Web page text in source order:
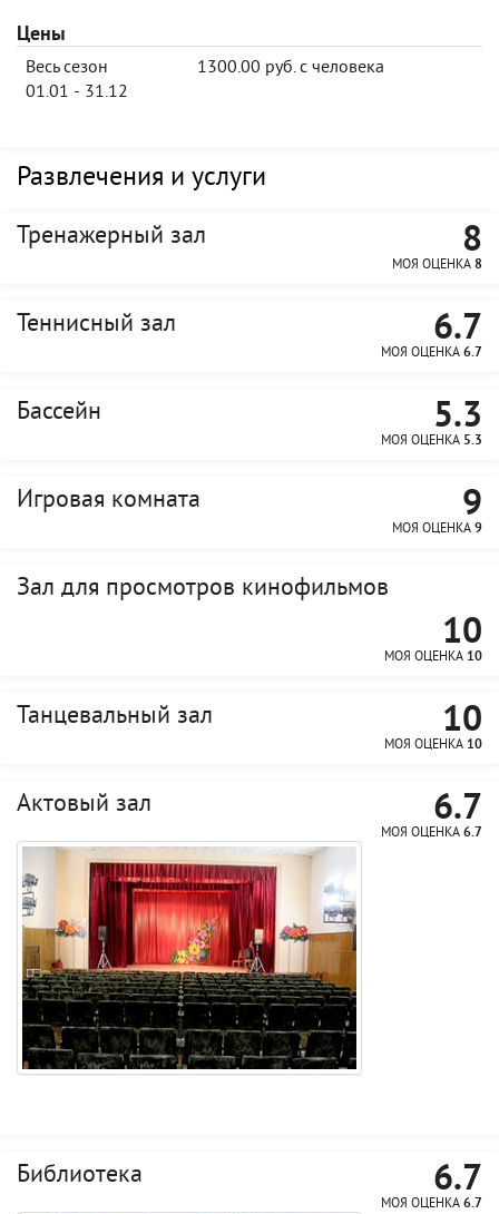
Цены
Весь сезон
01.01 - 31.12
1300.00 руб. с человека
Развлечения и услуги
Тренажерный зал 8
МОЯ ОЦЕНКА 8
Теннисный зал 6.7
МОЯ ОЦЕНКА 6.7
Бассейн 5.3
МОЯ ОЦЕНКА 5.3
Игровая комната 9
МОЯ ОЦЕНКА 9
Зал для просмотров кинофильмов
10
МОЯ ОЦЕНКА 10
Танцевальный зал 10
МОЯ ОЦЕНКА 10
Актовый зал 6.7
МОЯ ОЦЕНКА 6.7
Библиотека 6.7
МОЯ ОЦЕНКА 6.7